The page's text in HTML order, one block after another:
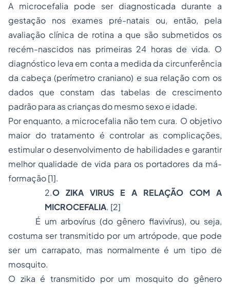
A microcefalia pode ser diagnosticada durante a
gestação nos exames pré-natais ou, então, pela
avaliação clínica de rotina a que são submetidos os
recém-nascidos nas primeiras 24 horas de vida. O
diagnóstico leva em conta a medida da circunferência
da cabeça (perímetro craniano) e sua relação com os
dados que constam das tabelas de crescimento
padrão para as crianças do mesmo sexo e idade.
Por enquanto, a microcefalia não tem cura. O objetivo
maior do tratamento é controlar as complicações,
estimular o desenvolvimento de habilidades e garantir
melhor qualidade de vida para os portadores da má-
formação[1].
2.O ZIKA VIRUS E A RELAÇÃO COM A
MICROCEFALIA. [2]
É um arbovírus (do gênero flavivírus), ou seja,
costuma ser transmitido por um artrópode, que pode
ser um carrapato, mas normalmente é um tipo de
mosquito.
O zika é transmitido por um mosquito do gênero